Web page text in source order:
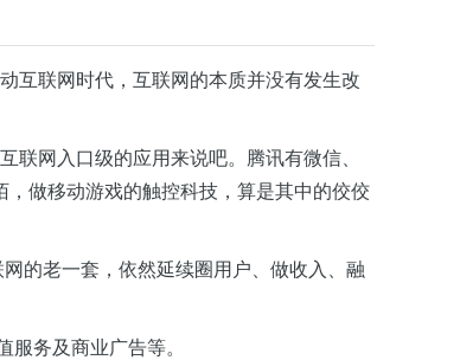
互联网时代，互联网的本质并没有发生改
联网入口级的应用来说吧。腾讯有微信、
做移动游戏的触控科技，算是其中的佼佼
的老一套，依然延续圈用户、做收入、融
务及商业广告等。